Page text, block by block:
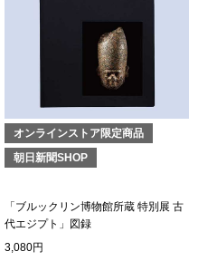
すべて見る
アンダーウェア
その他
トートバッグ
オンラインストア限定商品
朝日新聞SHOP
「ブルックリン博物館所蔵 特別展 古
代エジプト」図録
3,080円